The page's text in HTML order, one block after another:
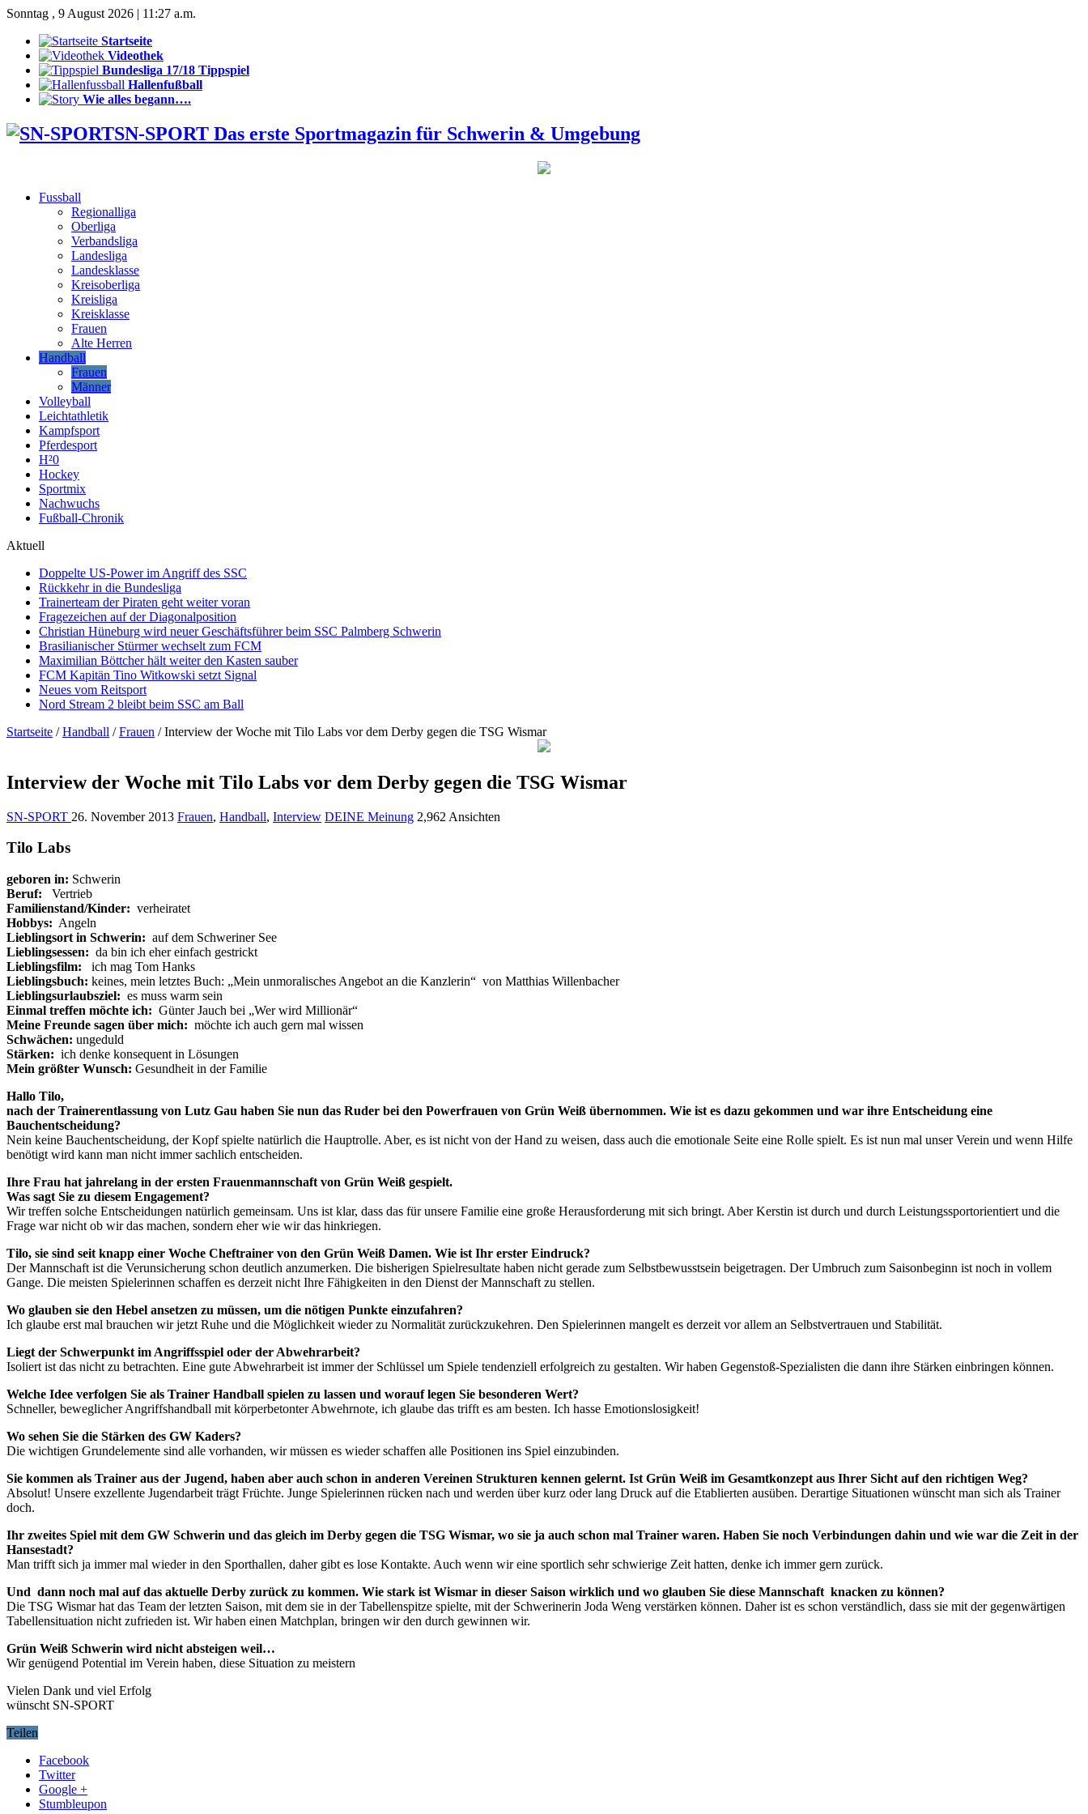
Sonntag , 9 August 2026 | 11:27 a.m.
Startseite
Videothek
Bundesliga 17/18 Tippspiel
Hallenfußball
Wie alles begann….
SN-SPORT Das erste Sportmagazin für Schwerin & Umgebung
Fussball
Regionalliga
Oberliga
Verbandsliga
Landesliga
Landesklasse
Kreisoberliga
Kreisliga
Kreisklasse
Frauen
Alte Herren
Handball
Frauen
Männer
Volleyball
Leichtathletik
Kampfsport
Pferdesport
H²0
Hockey
Sportmix
Nachwuchs
Fußball-Chronik
Aktuell
Doppelte US-Power im Angriff des SSC
Rückkehr in die Bundesliga
Trainerteam der Piraten geht weiter voran
Fragezeichen auf der Diagonalposition
Christian Hüneburg wird neuer Geschäftsführer beim SSC Palmberg Schwerin
Brasilianischer Stürmer wechselt zum FCM
Maximilian Böttcher hält weiter den Kasten sauber
FCM Kapitän Tino Witkowski setzt Signal
Neues vom Reitsport
Nord Stream 2 bleibt beim SSC am Ball
Startseite / Handball / Frauen / Interview der Woche mit Tilo Labs vor dem Derby gegen die TSG Wismar
Interview der Woche mit Tilo Labs vor dem Derby gegen die TSG Wismar
SN-SPORT 26. November 2013 Frauen, Handball, Interview DEINE Meinung 2,962 Ansichten
Tilo Labs
geboren in: Schwerin
Beruf: Vertrieb
Familienstand/Kinder: verheiratet
Hobbys: Angeln
Lieblingsort in Schwerin: auf dem Schweriner See
Lieblingsessen: da bin ich eher einfach gestrickt
Lieblingsfilm: ich mag Tom Hanks
Lieblingsbuch: keines, mein letztes Buch: „Mein unmoralisches Angebot an die Kanzlerin“ von Matthias Willenbacher
Lieblingsurlaubsziel: es muss warm sein
Einmal treffen möchte ich: Günter Jauch bei „Wer wird Millionär“
Meine Freunde sagen über mich: möchte ich auch gern mal wissen
Schwächen: ungeduld
Stärken: ich denke konsequent in Lösungen
Mein größter Wunsch: Gesundheit in der Familie
Hallo Tilo,
nach der Trainerentlassung von Lutz Gau haben Sie nun das Ruder bei den Powerfrauen von Grün Weiß übernommen. Wie ist es dazu gekommen und war ihre Entscheidung eine
Bauchentscheidung?
Nein keine Bauchentscheidung, der Kopf spielte natürlich die Hauptrolle. Aber, es ist nicht von der Hand zu weisen, dass auch die emotionale Seite eine Rolle spielt. Es ist nun mal unser Verein und wenn Hilfe
benötigt wird kann man nicht immer sachlich entscheiden.
Ihre Frau hat jahrelang in der ersten Frauenmannschaft von Grün Weiß gespielt.
Was sagt Sie zu diesem Engagement?
Wir treffen solche Entscheidungen natürlich gemeinsam. Uns ist klar, dass das für unsere Familie eine große Herausforderung mit sich bringt. Aber Kerstin ist durch und durch Leistungssportorientiert und die
Frage war nicht ob wir das machen, sondern eher wie wir das hinkriegen.
Tilo, sie sind seit knapp einer Woche Cheftrainer von den Grün Weiß Damen. Wie ist Ihr erster Eindruck?
Der Mannschaft ist die Verunsicherung schon deutlich anzumerken. Die bisherigen Spielresultate haben nicht gerade zum Selbstbewusstsein beigetragen. Der Umbruch zum Saisonbeginn ist noch in vollem
Gange. Die meisten Spielerinnen schaffen es derzeit nicht Ihre Fähigkeiten in den Dienst der Mannschaft zu stellen.
Wo glauben sie den Hebel ansetzen zu müssen, um die nötigen Punkte einzufahren?
Ich glaube erst mal brauchen wir jetzt Ruhe und die Möglichkeit wieder zu Normalität zurückzukehren. Den Spielerinnen mangelt es derzeit vor allem an Selbstvertrauen und Stabilität.
Liegt der Schwerpunkt im Angriffsspiel oder der Abwehrarbeit?
Isoliert ist das nicht zu betrachten. Eine gute Abwehrarbeit ist immer der Schlüssel um Spiele tendenziell erfolgreich zu gestalten. Wir haben Gegenstoß-Spezialisten die dann ihre Stärken einbringen können.
Welche Idee verfolgen Sie als Trainer Handball spielen zu lassen und worauf legen Sie besonderen Wert?
Schneller, beweglicher Angriffshandball mit körperbetonter Abwehrnote, ich glaube das trifft es am besten. Ich hasse Emotionslosigkeit!
Wo sehen Sie die Stärken des GW Kaders?
Die wichtigen Grundelemente sind alle vorhanden, wir müssen es wieder schaffen alle Positionen ins Spiel einzubinden.
Sie kommen als Trainer aus der Jugend, haben aber auch schon in anderen Vereinen Strukturen kennen gelernt. Ist Grün Weiß im Gesamtkonzept aus Ihrer Sicht auf den richtigen Weg?
Absolut! Unsere exzellente Jugendarbeit trägt Früchte. Junge Spielerinnen rücken nach und werden über kurz oder lang Druck auf die Etablierten ausüben. Derartige Situationen wünscht man sich als Trainer
doch.
Ihr zweites Spiel mit dem GW Schwerin und das gleich im Derby gegen die TSG Wismar, wo sie ja auch schon mal Trainer waren. Haben Sie noch Verbindungen dahin und wie war die Zeit in der
Hansestadt?
Man trifft sich ja immer mal wieder in den Sporthallen, daher gibt es lose Kontakte. Auch wenn wir eine sportlich sehr schwierige Zeit hatten, denke ich immer gern zurück.
Und dann noch mal auf das aktuelle Derby zurück zu kommen. Wie stark ist Wismar in dieser Saison wirklich und wo glauben Sie diese Mannschaft knacken zu können?
Die TSG Wismar hat das Team der letzten Saison, mit dem sie in der Tabellenspitze spielte, mit der Schwerinerin Joda Weng verstärken können. Daher ist es schon verständlich, dass sie mit der gegenwärtigen
Tabellensituation nicht zufrieden ist. Wir haben einen Matchplan, bringen wir den durch gewinnen wir.
Grün Weiß Schwerin wird nicht absteigen weil…
Wir genügend Potential im Verein haben, diese Situation zu meistern
Vielen Dank und viel Erfolg
wünscht SN-SPORT
Teilen
Facebook
Twitter
Google +
Stumbleupon